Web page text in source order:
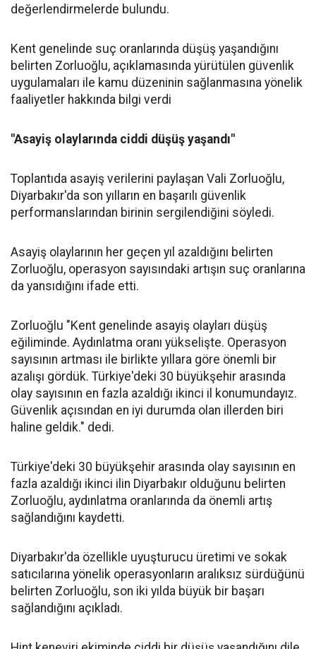
değerlendirmelerde bulundu.
Kent genelinde suç oranlarında düşüş yaşandığını
belirten Zorluoğlu, açıklamasında yürütülen güvenlik
uygulamaları ile kamu düzeninin sağlanmasına yönelik
faaliyetler hakkında bilgi verdi
"Asayiş olaylarında ciddi düşüş yaşandı"
Toplantıda asayiş verilerini paylaşan Vali Zorluoğlu,
Diyarbakır'da son yılların en başarılı güvenlik
performanslarından birinin sergilendiğini söyledi.
Asayiş olaylarının her geçen yıl azaldığını belirten
Zorluoğlu, operasyon sayısındaki artışın suç oranlarına
da yansıdığını ifade etti.
Zorluoğlu "Kent genelinde asayiş olayları düşüş
eğiliminde. Aydınlatma oranı yükselişte. Operasyon
sayısının artması ile birlikte yıllara göre önemli bir
azalışı gördük. Türkiye'deki 30 büyükşehir arasında
olay sayısının en fazla azaldığı ikinci il konumundayız.
Güvenlik açısından en iyi durumda olan illerden biri
haline geldik." dedi.
Türkiye'deki 30 büyükşehir arasında olay sayısının en
fazla azaldığı ikinci ilin Diyarbakır olduğunu belirten
Zorluoğlu, aydınlatma oranlarında da önemli artış
sağlandığını kaydetti.
Diyarbakır'da özellikle uyuşturucu üretimi ve sokak
satıcılarına yönelik operasyonların aralıksız sürdüğünü
belirten Zorluoğlu, son iki yılda büyük bir başarı
sağlandığını açıkladı.